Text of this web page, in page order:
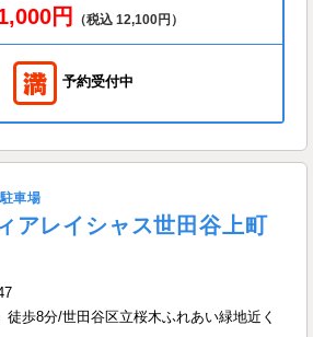
円 （税込 12,100円）
予約受付中
車場
アレイシャス世田谷上町
徒歩8分/世田谷区立桜木ふれあい緑地近く